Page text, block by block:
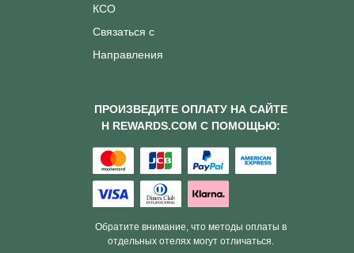
КСО
Связаться с
Направления
ПРОИЗВЕДИТЕ ОПЛАТУ НА САЙТЕ
H REWARDS.COM С ПОМОЩЬЮ:
Обратите внимание, что методы оплаты в
отдельных отелях могут отличаться.